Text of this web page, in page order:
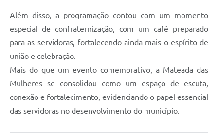
Além disso, a programação contou com um momento
especial de confraternização, com um café preparado
para as servidoras, fortalecendo ainda mais o espírito de
união e celebração.
Mais do que um evento comemorativo, a Mateada das
Mulheres se consolidou como um espaço de escuta,
conexão e fortalecimento, evidenciando o papel essencial
das servidoras no desenvolvimento do município.